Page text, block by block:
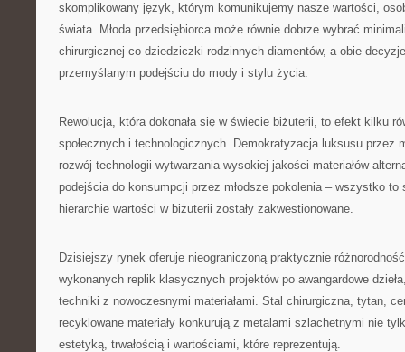
skomplikowany język, którym komunikujemy nasze wartości,
świata. Młoda przedsiębiorca może równie dobrze wybrać
chirurgicznej co dziedziczki rodzinnych diamentów, a obie
przemyślanym podejściu do mody i stylu życia.
Rewolucja, która dokonała się w świecie biżuterii, to efekt kilku
społecznych i technologicznych. Demokratyzacja luksusu przez
rozwój technologii wytwarzania wysokiej jakości materiałów
podejścia do konsumpcji przez młodsze pokolenia – wszystko to
hierarchie wartości w biżuterii zostały zakwestionowane.
Dzisiejszy rynek oferuje nieograniczoną praktycznie
wykonanych replik klasycznych projektów po awangardowe
techniki z nowoczesnymi materiałami. Stal chirurgiczna, tytan,
recyklowane materiały konkurują z metalami szlachetnymi nie
estetyką, trwałością i wartościami, które reprezentują.